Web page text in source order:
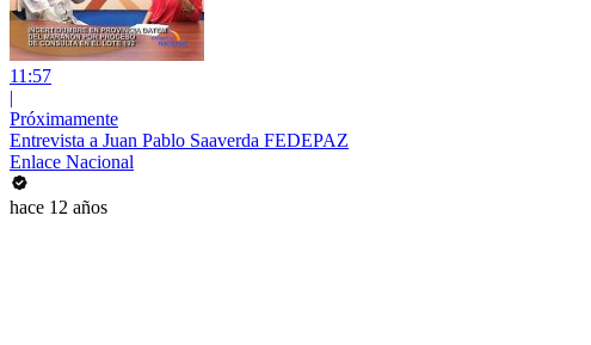
11:57
|
Próximamente
Entrevista a Juan Pablo Saaverda FEDEPAZ
Enlace Nacional
hace 12 años